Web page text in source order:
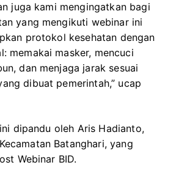
juga kami mengingatkan bagi
yang mengikuti webinar ini
protokol kesehatan dengan
memakai masker, mencuci
dan menjaga jarak sesuai
dibuat pemerintah,” ucap
dipandu oleh Aris Hadianto,
Batanghari, yang
Webinar BID.